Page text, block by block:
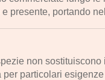
presente, portando
non
particolari